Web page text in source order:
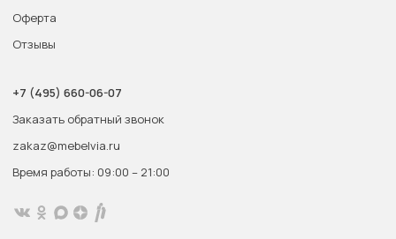
Оферта
Отзывы
+7 (495) 660-06-07
Заказать обратный звонок
zakaz@mebelvia.ru
Время работы: 09:00 – 21:00